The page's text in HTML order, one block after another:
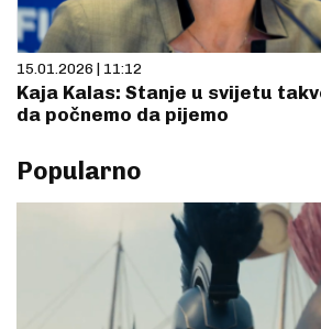
15.01.2026 | 11:12
Kaja Kalas: Stanje u svijetu
da počnemo da pijemo
Popularno